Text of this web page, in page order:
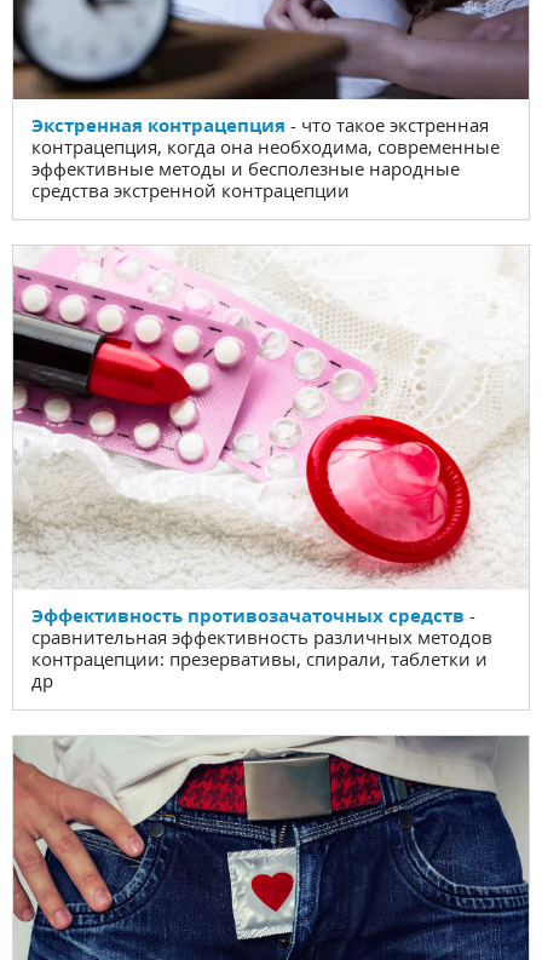
Экстренная контрацепция - что такое экстренная
контрацепция, когда она необходима, современные
эффективные методы и бесполезные народные
средства экстренной контрацепции
Эффективность противозачаточных средств -
сравнительная эффективность различных методов
контрацепции: презервативы, спирали, таблетки и
др